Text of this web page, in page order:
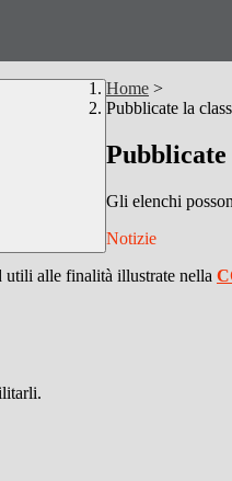
Home >
Pubblicate la
Pubblicate
Gli elenchi
Notizie
utili alle finalità illustrate nella